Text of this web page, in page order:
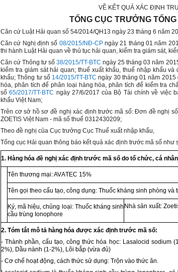
VỀ KẾT QUẢ XÁC ĐỊNH
TỔNG CỤC TRƯỞNG
Căn cứ Luật Hải quan số 54/2014/QH13 ngày 23 tháng 6 năm
Căn cứ Nghị định số 08/2015/NĐ-CPngày 21 tháng 01 năm
thi hành Luật Hải quan về thủ tục hải quan, kiểm tra giám sát,
Căn cứ Thông tư số38/2015/TT-BTC ngày 25 tháng 03 năm
kiểm tra giám sát hải quan; thuế xuất khẩu, thuế nhập khẩu
khẩu; Thông tư số 14/2015/TT-BTC ngày 30 tháng 01 năm
hóa, phân tích để phân loại hàng hóa, phân tích để kiểm tra
số65/2017/TT-BTC ngày 27/6/2017 của Bộ Tài chính về việc
khẩu Việt Nam;
Trên cơ sở hồ sơ đề nghị xác định trước mã số: Đơn đề nghị
ZOETIS Việt Nam - mã số thuế 0312430209;
Theo đề nghị của Cục trưởng Cục Thuế xuất nhập khẩu,
Tổng cục Hải quan thông báo kết quả xác định trước mã số như
1. Hàng hóa đề nghị xác định trước mã số do tổ chức, cá
Tên thương mại: AVATEC 15%
Tên gọi theo cấu tạo , công dụng: Thuốc kháng sinh phòng và
Ký, mã hiệu, chủng loại: Thuốc kháng sinh
cầu trùng Ionophore
Nhà sản xuất:
2. Tóm tắt mô tả hàng hóa được xác định trước mã số:
- Thành phần, cấu tạo, công thức hóa học: Lasalocid sodium
2%), Dầu nành (1-2%), Lõi bắp (vừa đủ)
- Cơ chế hoạt động, cách thức sử dụng: Trộn vào thức ăn.